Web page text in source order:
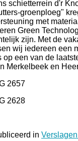
schietterrein d'r
groenploeg"
met
Green
zijn. Met de
wij iedereen een
op een van de
Merkelbeek en
in